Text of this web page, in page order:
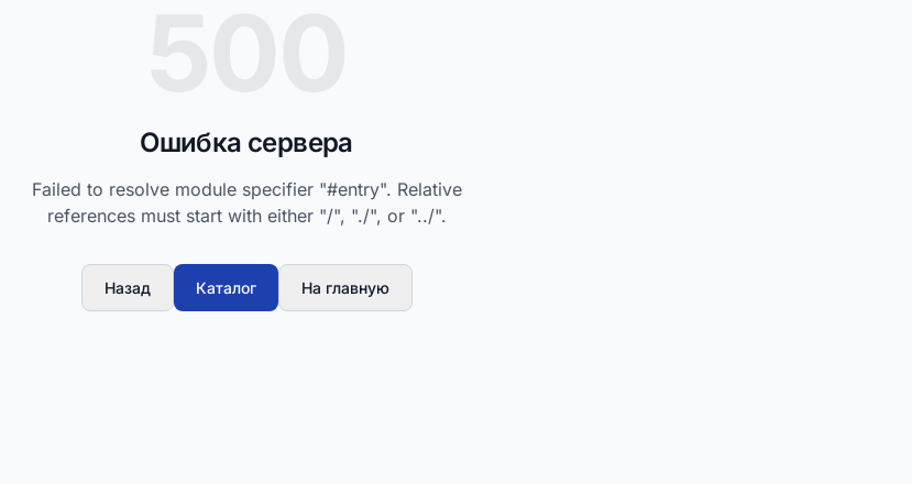
Ошибка сервера
Failed to resolve module specifier "#entry". Relative
references must start with either "/", "./", or "../".
Назад Каталог На главную